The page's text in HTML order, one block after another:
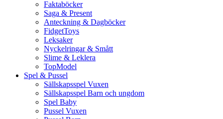
Faktaböcker
Saga & Present
Anteckning & Dagböcker
FidgetToys
Leksaker
Nyckelringar & Smått
Slime & Leklera
TopModel
Spel & Pussel
Sällskapsspel Vuxen
Sällskapsspel Barn och ungdom
Spel Baby
Pussel Vuxen